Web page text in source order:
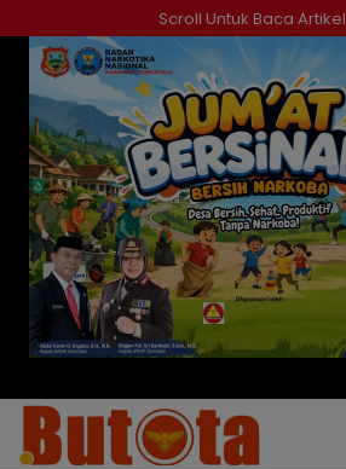
ke
konten
Scroll Untuk Baca Artikel